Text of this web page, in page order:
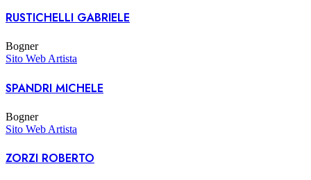
RUSTICHELLI GABRIELE
Bogner
Sito Web Artista
SPANDRI MICHELE
Bogner
Sito Web Artista
ZORZI ROBERTO